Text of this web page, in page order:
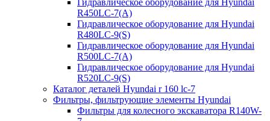
Гидравлическое оборудование для Hyundai
R450LC-7(A)
Гидравлическое оборудование для Hyundai
R480LC-9(S)
Гидравлическое оборудование для Hyundai
R500LC-7(A)
Гидравлическое оборудование для Hyundai
R520LC-9(S)
Каталог деталей Hyundai r 160 lc-7
Фильтры, фильтрующие элементы Hyundai
Фильтры для колесного экскаватора R140W-